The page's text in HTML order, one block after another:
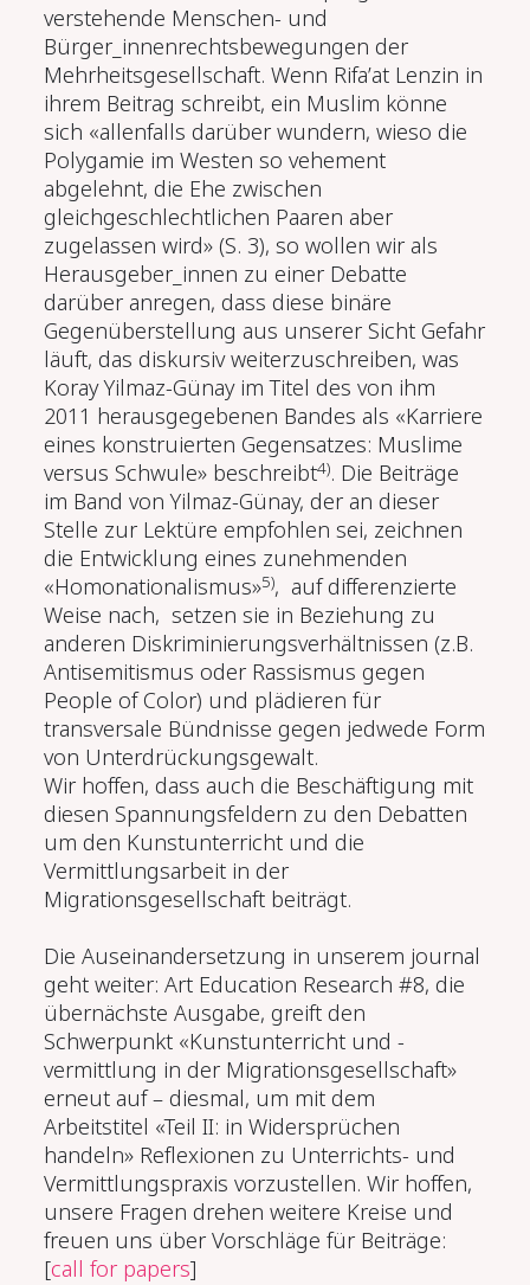
verstehende Menschen- und
Bürger_innenrechtsbewegungen der
Mehrheitsgesellschaft. Wenn Rifa’at Lenzin in
ihrem Beitrag schreibt, ein Muslim könne
sich «allenfalls darüber wundern, wieso die
Polygamie im Westen so vehement
abgelehnt, die Ehe zwischen
gleichgeschlechtlichen Paaren aber
zugelassen wird» (S. 3), so wollen wir als
Herausgeber_innen zu einer Debatte
darüber anregen, dass diese binäre
Gegenüberstellung aus unserer Sicht Gefahr
läuft, das diskursiv weiterzuschreiben, was
Koray Yilmaz-Günay im Titel des von ihm
2011 herausgegebenen Bandes als «Karriere
eines konstruierten Gegensatzes: Muslime
versus Schwule» beschreibt4). Die Beiträge
im Band von Yilmaz-Günay, der an dieser
Stelle zur Lektüre empfohlen sei, zeichnen
die Entwicklung eines zunehmenden
«Homonationalismus»5), auf differenzierte
Weise nach, setzen sie in Beziehung zu
anderen Diskriminierungsverhältnissen (z.B.
Antisemitismus oder Rassismus gegen
People of Color) und plädieren für
transversale Bündnisse gegen jedwede Form
von Unterdrückungsgewalt.
Wir hoffen, dass auch die Beschäftigung mit
diesen Spannungsfeldern zu den Debatten
um den Kunstunterricht und die
Vermittlungsarbeit in der
Migrationsgesellschaft beiträgt.
Die Auseinandersetzung in unserem journal
geht weiter: Art Education Research #8, die
übernächste Ausgabe, greift den
Schwerpunkt «Kunstunterricht und -
vermittlung in der Migrationsgesellschaft»
erneut auf – diesmal, um mit dem
Arbeitstitel «Teil II: in Widersprüchen
handeln» Reflexionen zu Unterrichts- und
Vermittlungspraxis vorzustellen. Wir hoffen,
unsere Fragen drehen weitere Kreise und
freuen uns über Vorschläge für Beiträge:
[call for papers]